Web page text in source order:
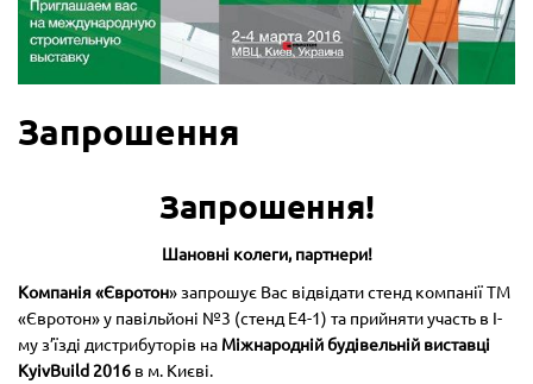
Запрошення
Запрошення!
Шановні колеги, партнери!
Компанія «Євротон» запрошує Вас відвідати стенд компанії ТМ
«Євротон» у павільйоні №3 (стенд Е4-1) та прийняти участь в І-
му з’їзді дистрибуторів на Міжнародній будівельній виставці
KyivBuild 2016 в м. Києві.